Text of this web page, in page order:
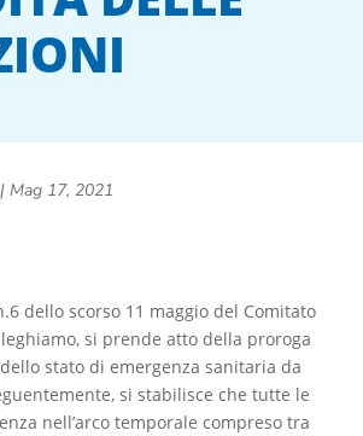
Mag 17, 2021
dello scorso 11 maggio del Comitato
si prende atto della proroga
stato di emergenza sanitaria da
si stabilisce che tutte le
nell’arco temporale compreso tra